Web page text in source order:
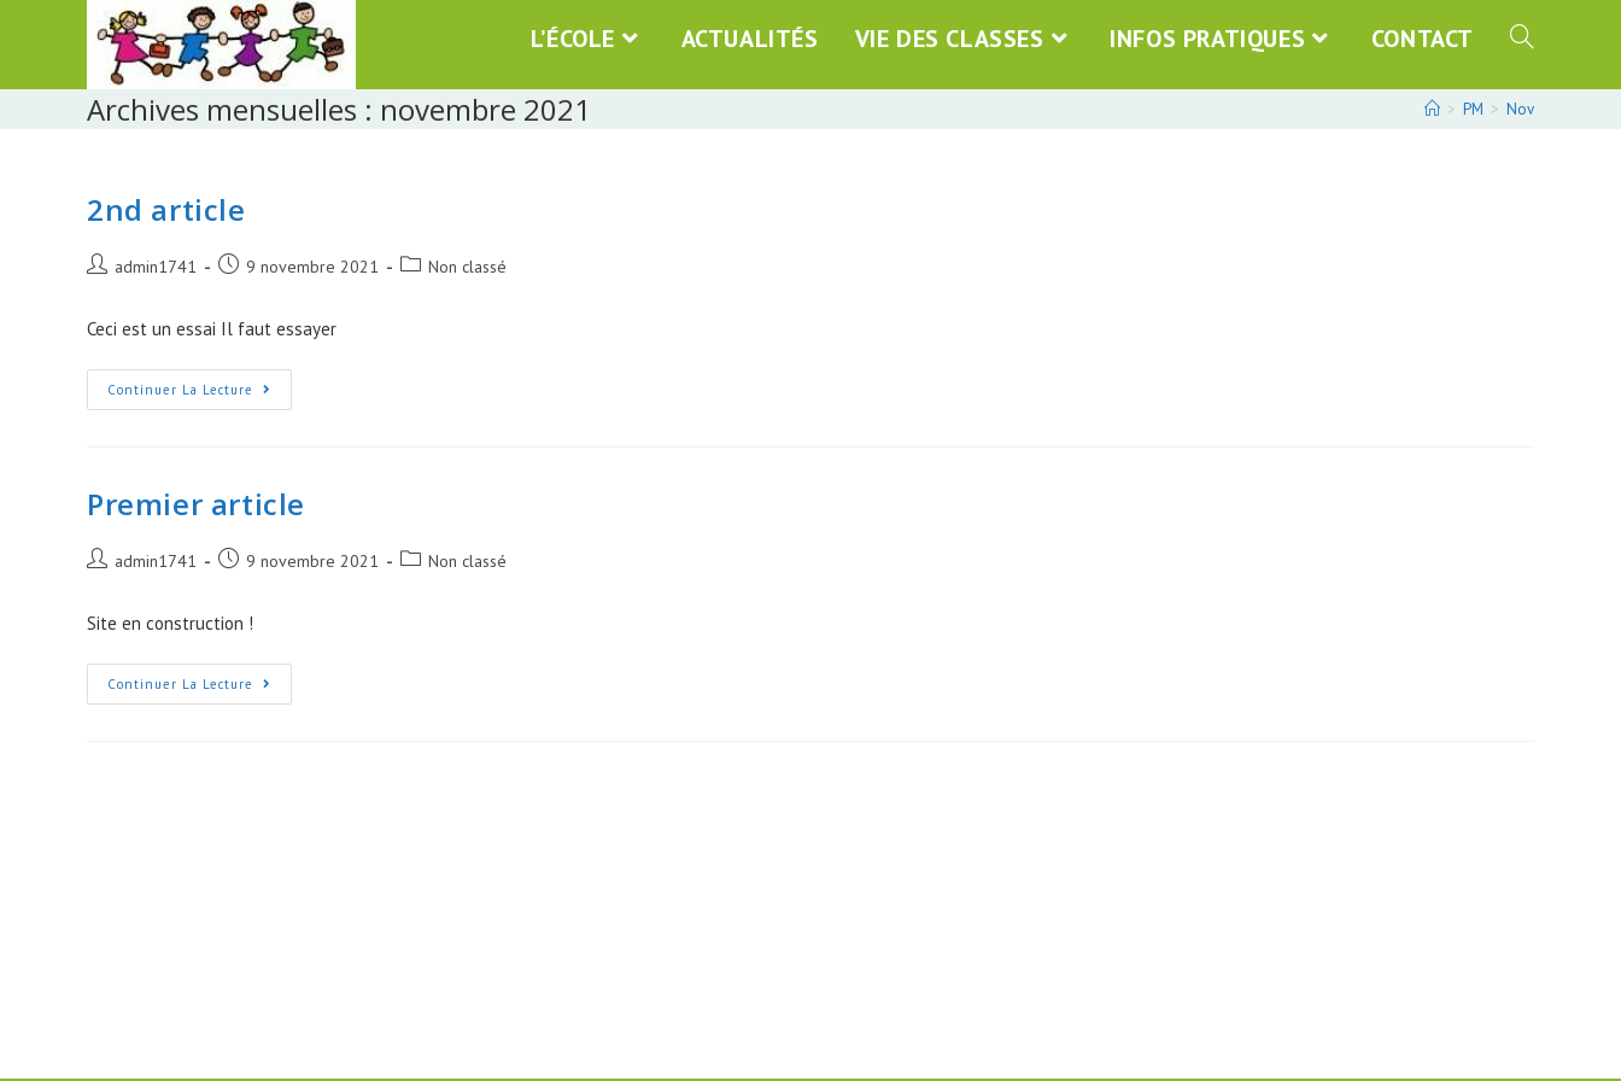
L’ÉCOLE ACTUALITÉS VIE DES CLASSES INFOS PRATIQUES CONTACT
Archives mensuelles : novembre 2021 > PM > Nov
2nd article
Post admin1741
Post 9 novembre 2021
PostNon classé
Ceci est un essai Il faut essayer
Continuer La Lecture 2nd
Article
Premier article
Post admin1741
Post 9 novembre 2021
PostNon classé
Site en construction !
Continuer La Lecture Premier
Article